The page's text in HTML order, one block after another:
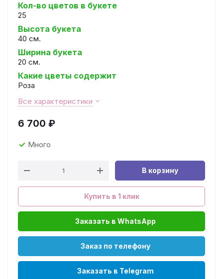
Кол-во цветов в букете
25
Высота букета
40 см.
Ширина букета
20 см.
Какие цветы содержит
Роза
Все характеристики
6 700 ₽
Много
В корзину
Купить в 1 клик
Заказать в WhatsApp
Заказ по телефону
Заказать в Telegram